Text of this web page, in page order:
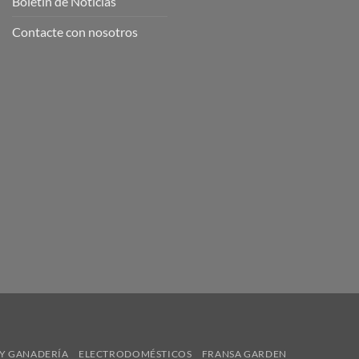
Contacte con nosotros
GANADERÍA ELECTRODOMÉSTICOS FRANSA GARDEN